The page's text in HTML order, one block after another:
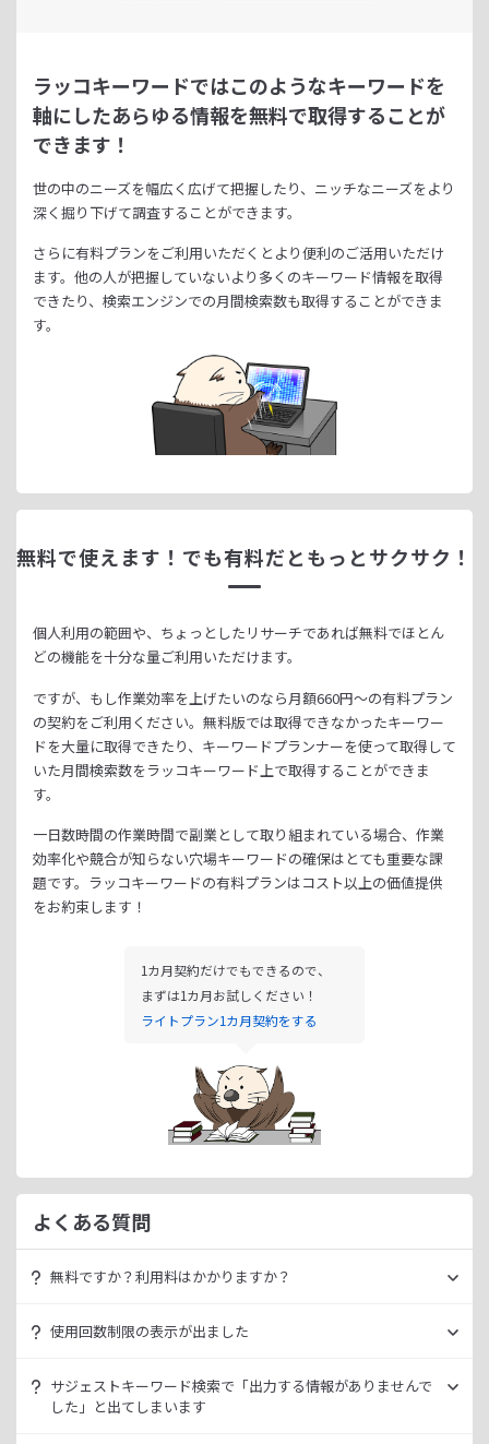
ラッコキーワードではこのようなキーワードを
軸にしたあらゆる情報を無料で取得することが
できます！
世の中のニーズを幅広く広げて把握したり、 ニッチなニーズをより
深く掘り下げて調査することができます。
さらに有料プランをご利用いただくとより便利のご活用いただけ
ます。 他の人が把握していないより多くのキーワード情報を取得
できたり、 検索エンジンでの月間検索数も取得することができま
す。
無料で使えます！ でも有料だともっとサクサク！
個人利用の範囲や、ちょっとしたリサーチであれば無料でほとん
どの機能を十分な量ご利用いただけます。
ですが、もし作業効率を上げたいのなら月額660円～の有料プラン
の契約をご利用ください。 無料版では取得できなかったキーワー
ドを大量に取得できたり、 キーワードプランナーを使って取得して
いた月間検索数をラッコキーワード上で取得することができま
す。
一日数時間の作業時間で副業として取り組まれている場合、 作業
効率化や競合が知らない穴場キーワードの確保はとても重要な課
題です。 ラッコキーワードの有料プランはコスト以上の価値提供
をお約束します！
1カ月契約だけでもできるので、
まずは1カ月お試しください！
ライトプラン1カ月契約をする
よくある質問
無料ですか？利用料はかかりますか？
いきなり課金されるようなことはございませんので、安心し
ただ、有料プランを利用することでよりニッチなキーワード
使用回数制限の表示が出ました
ラッコID（メールアドレスのみ30秒登録）にご登録いただく
ことで制限が緩和されます。（※制限リセットは0時）
サジェストキーワード検索で「出力する情報がありませんで
した」と出てしまいます